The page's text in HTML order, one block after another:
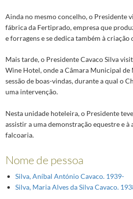
Ainda no mesmo concelho, o Presidente
fábrica da Fertiprado, empresa que
e forragens e se dedica também à criação
Mais tarde, o Presidente Cavaco Silva
Wine Hotel, onde a Câmara Municipal
sessão de boas-vindas, durante a qual o
uma intervenção.
Nesta unidade hoteleira, o Presidente
assistir a uma demonstração equestre e à
falcoaria.
Nome de pessoa
Silva, Aníbal António Cavaco. 1939-
Silva, Maria Alves da Silva Cavaco.